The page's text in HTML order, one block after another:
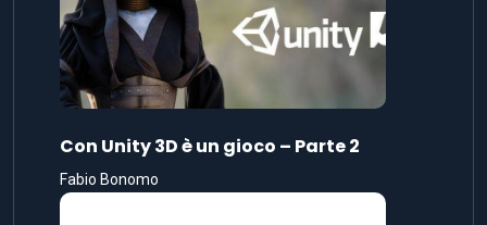
Con Unity 3D è un gioco – Parte 2
Fabio Bonomo